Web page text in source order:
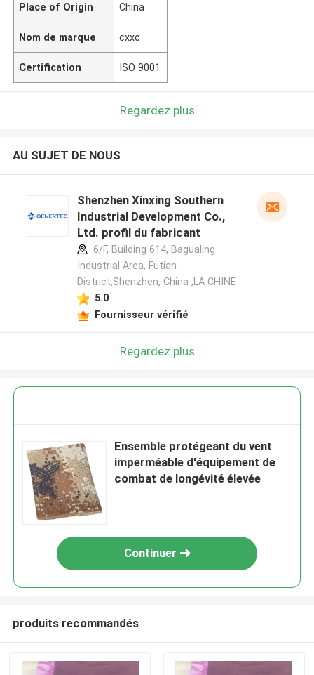
Place of Origin China
Nom de marque cxxc
Certification ISO 9001
Regardez plus
AU SUJET DE NOUS
Shenzhen Xinxing Southern
Industrial Development Co.,
Ltd. profil du fabricant
6/F, Building 614, Bagualing
Industrial Area, Futian
District,Shenzhen, China ,LA CHINE
5.0
Fournisseur vérifié
Regardez plus
Ensemble protégeant du vent
imperméable d'équipement de
combat de longévité élevée
Continuer
produits recommandés